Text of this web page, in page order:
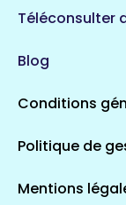
Téléconsulter
Blog
Conditions
Politique de
Mentions